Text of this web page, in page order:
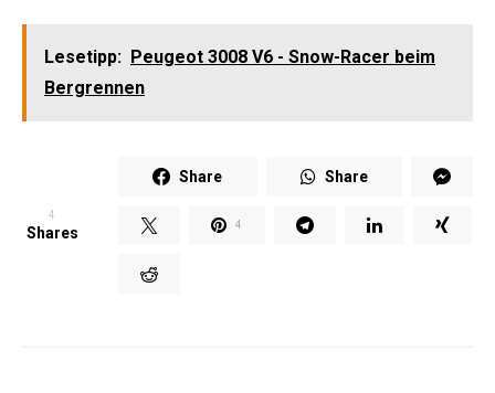
Lesetipp: Peugeot 3008 V6 - Snow-Racer beim
Bergrennen
4
Shares
Share Share
4